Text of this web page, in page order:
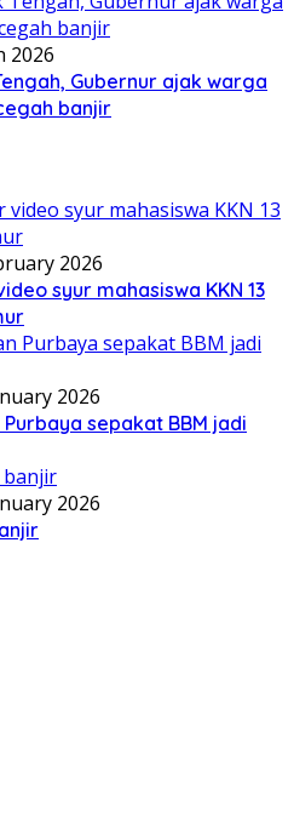
2026
Gubernur ajak warga
banjir
2026
syur mahasiswa KKN 13
2026
sepakat BBM jadi
2026